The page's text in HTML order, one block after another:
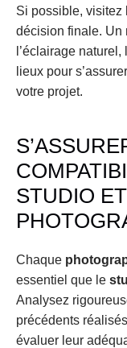
Si possible, visitez
décision finale. Un
l’éclairage
lieux pour
votre projet.
STUDIO
Chaque
essentiel que le
Analysez
précédents
évaluer leur